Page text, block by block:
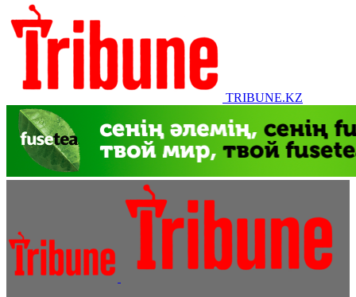
TRIBUNE.KZ